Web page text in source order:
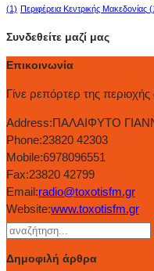
(1) Περιφέρεια Κεντρικής Μακεδονίας
Συνδεθείτε μαζί μας
Επικοινωνία
Γίνε ρεπόρτερ της
Address:ΠΑΛΑΙΦΥΤΟ
Phone:23820 42303
Mobile:6978096551
Fax:23820 42799
Email:radio@toxotisfm.gr
Website:www.toxotisfm.gr
Δημοφιλή άρθρα